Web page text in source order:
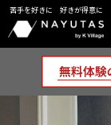
苦手を好きに 好きが得意に